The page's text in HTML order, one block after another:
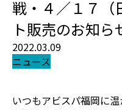
戦・４／１７
ト販売のお知ら
2022.03.09
ニュース
いつもアビスパ福岡に